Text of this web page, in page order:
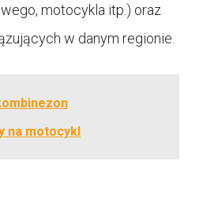
motocykla itp.) oraz
w danym regionie.
na motocykl